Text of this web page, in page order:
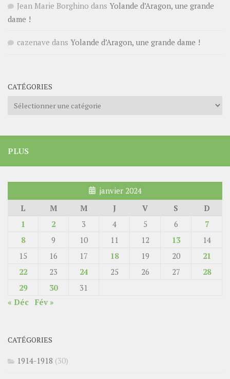
Jean Marie Borghino dans Yolande d’Aragon, une grande
dame !
cazenave dans Yolande d’Aragon, une grande dame !
CATÉGORIES
Catégories
PLUS
janvier 2024
L
M M J V S
D
1
2 3 4 5 6
7
8
9 10 11 12 13
14
15
16 17 18 19 20
21
22
23 24 25 26 27
28
29
30
31
« Déc Fév »
CATÉGORIES
1914-1918 (30)